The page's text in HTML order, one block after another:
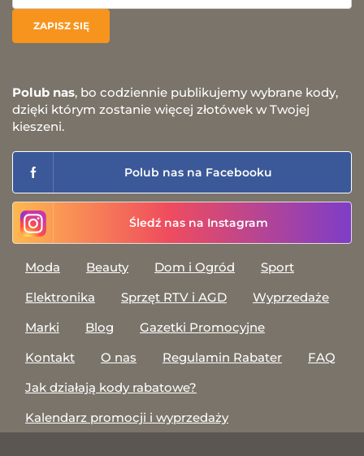
Polub nas, bo codziennie publikujemy wybrane kody,
dzięki którym zostanie więcej złotówek w Twojej
kieszeni.
Polub nas na Facebooku
Śledź nas na Instagram
Moda Beauty Dom i Ogród
Sport
Elektronika
Sprzęt RTV i AGD
Wyprzedaże
Marki
Blog
Gazetki Promocyjne
Kontakt
O nas Regulamin Rabater
FAQ
Jak działają kody rabatowe?
Kalendarz promocji i wyprzedaży